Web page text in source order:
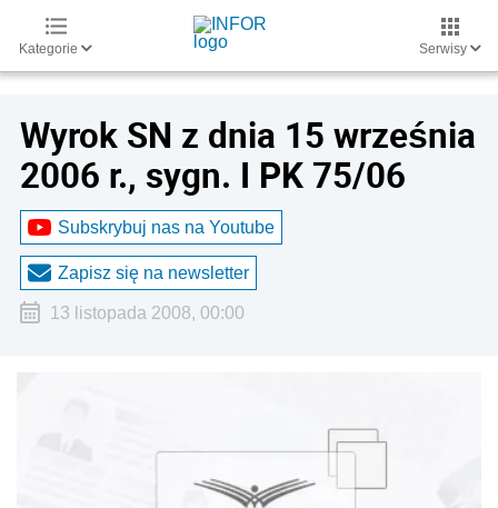
Kategorie Serwisy
Wyrok SN z dnia 15 września
2006 r., sygn. I PK 75/06
Subskrybuj nas na Youtube
Zapisz się na newsletter
13 listopada 2008, 00:00